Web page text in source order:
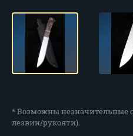
* Возможны незначительные
лезвии/рукояти).